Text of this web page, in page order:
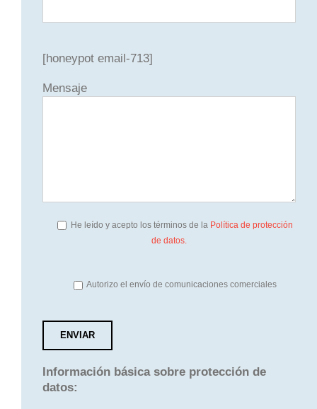
[honeypot email-713]
Mensaje
He leído y acepto los términos de la Política de protección
de datos.
Autorizo el envío de comunicaciones comerciales
Información básica sobre protección de
datos: